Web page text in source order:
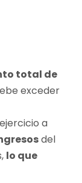
total de
exceder
a
del
lo que